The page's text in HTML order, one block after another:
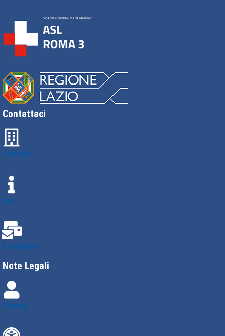
Contattaci
Azienda
Urp
Contattaci
Note Legali
Privacy